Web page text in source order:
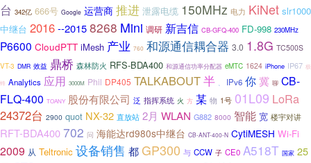
台 342亿 666号 Google 运营商 推进 泄露电缆 150MHz 电力 KiNet slr1000
中继台 2016--20158268 Mini 调研 新吉信 CB-GFQ-400 FD-998 230MHz
P6600 CloudPTT iMesh 产业 760 和源通信耦合器 3.0 1.8G TC500S
VT-3 DMR 效益 鼎桥 森林防火 RFS-BDA400 和源通信功率分配器 eMTC 1624 iPhone IP67 极
蜂 Analytics 应用 3000M Phil DP405 TALKABOUT半 IPv6 你冀 聊 CB-
FLQ-400 TOANY 股份有限公司 泛 指挥系统 火 方 某 物 1号 01L09 LoRa
24372台 2900 quot NX-32 直放站 2月 WLAN G882 8000 智能 宽 楼宇对讲
RFT-BDA400702 问 海能达rd980s中继台 CB-ANT-400-N CytiMESH Wi-Fi
2009 从 Teltronic 设备销售 都GP300 与 CCW 子 CE0 A518T 国家 25